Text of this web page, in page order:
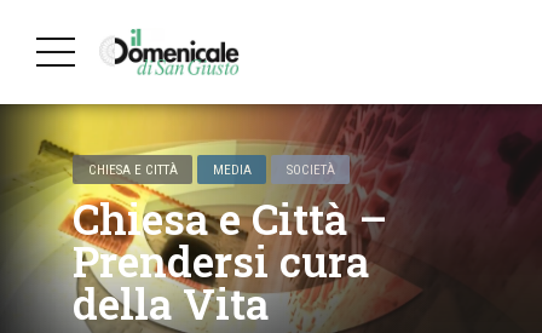
CHIESA E CITTÀ MEDIA SOCIETÀ
Chiesa e Città –
Prendersi cura
della Vita